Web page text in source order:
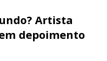
Artista
depoimento